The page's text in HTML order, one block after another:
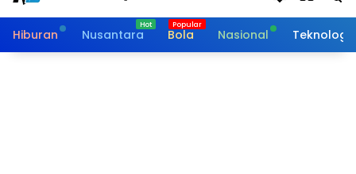
Hiburan Nusantara Bola Nasional Teknologi